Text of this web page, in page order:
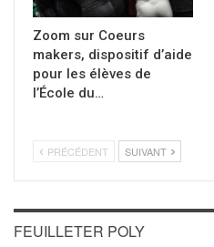
Zoom sur Coeurs
makers, dispositif d’aide
pour les élèves de
l’École du…
PRÉCÉDENT SUIVANT
FEUILLETER POLY